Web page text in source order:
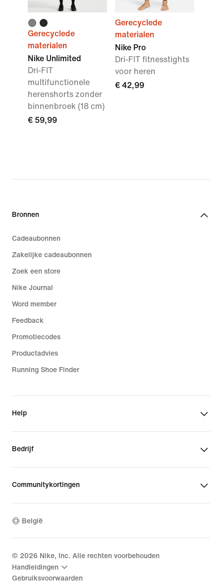
Gerecyclede
materialen
Nike Unlimited
Dri-FIT
multifunctionele
herenshorts zonder
binnenbroek (18 cm)
€ 59,99
Gerecyclede
materialen
Nike Pro
Dri-FIT fitnesstights
voor heren
€ 42,99
Bronnen
Cadeaubonnen
Zakelijke cadeaubonnen
Zoek een store
Nike Journal
Word member
Feedback
Promotiecodes
Productadvies
Running Shoe Finder
Help
Bedrijf
Communitykortingen
België
© 2026 Nike, Inc. Alle rechten voorbehouden
Handleidingen
Gebruiksvoorwaarden